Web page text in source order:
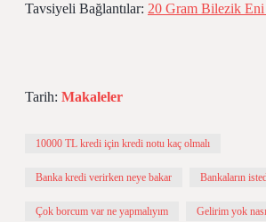
Tavsiyeli Bağlantılar: 20 Gram Bilezik
Tarih: Makaleler
10000 TL kredi için kredi notu kaç olmalı
Banka kredi verirken neye bakar Bankaların
Çok borcum var ne yapmalıyım Gelirim yok